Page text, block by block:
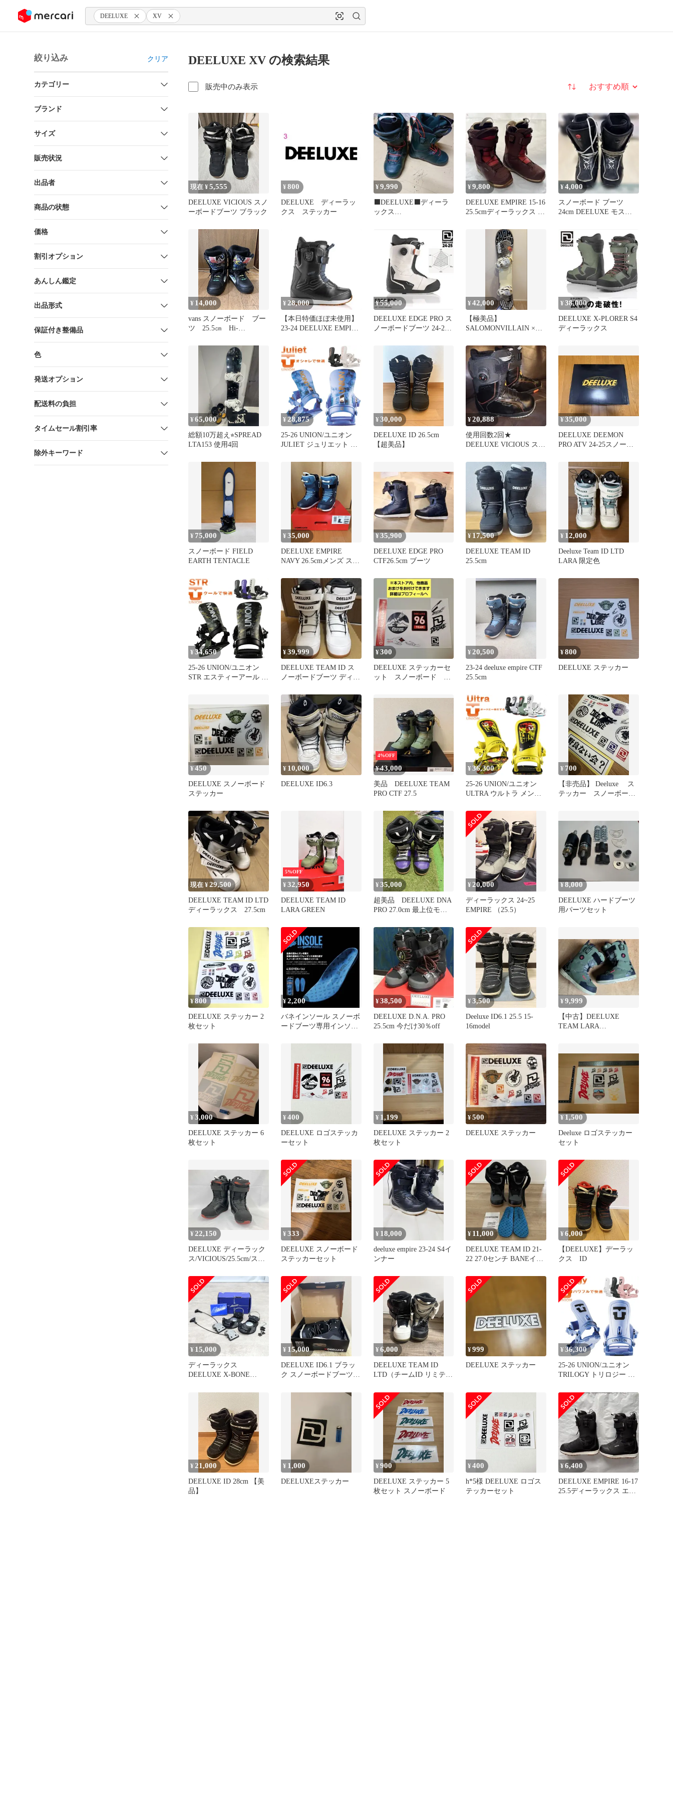
ツにスキップ DEELUXE XV
絞り込み クリア
カテゴリー
ブランド
サイズ
販売状況
出品者
商品の状態
価格
割引オプション
あんしん鑑定
出品形式
保証付き整備品
色
発送オプション
配送料の負担
タイムセール割引率
除外キーワード
DEELUXE XV の検索結果
販売中のみ表示 並び替え
現在 ¥5,555
DEELUXE VICIOUS スノ
ーボードブーツ ブラック
¥ 800
DEELUXE ディーラッ
クス ステッカー
¥9,990
⬛DEELUXE⬛ディーラ
ックス
¥9,800
DEELUXE EMPIRE 15-16
25.5cmディーラックス エ
¥4,000
スノーボード ブーツ
24cm DEELUXE モスグ
¥ 14,000
vans スノーボード ブー
ツ 25.5㎝ Hi-
¥ 28,000
【本日特価ほぼ未使用】
23-24 DEELUXE EMPIRE
¥55,000
DEELUXE EDGE PRO ス
ノーボードブーツ 24-25
¥42,000
【極美品】
SALOMONVILLAIN ×
ット
¥ 38,000
DEELUXE X-PLORER S4
ディーラックス
¥65,000
総額10万超え⭐︎SPREAD
LTA153 使用4回
¥28,875
25-26 UNION/ユニオン
JULIET ジュリエット レ
バインディング スノーボ
ード 2026
¥30,000
DEELUXE ID 26.5cm
【超美品】
¥20,888
使用回数2回★
DEELUXE VICIOUS スノ
¥35,000
DEELUXE DEEMON
PRO ATV 24-25スノーボ
¥ 75,000
スノーボード FIELD
EARTH TENTACLE
¥35,000
DEELUXE EMPIRE
NAVY 26.5cmメンズ スノ
¥35,900
DEELUXE EDGE PRO
CTF26.5cm ブーツ
¥ 17,500
DEELUXE TEAM ID
25.5cm
¥ 12,000
Deeluxe Team ID LTD
LARA 限定色
¥ 34,650
25-26 UNION/ユニオン
STR エスティーアール メ
スノーボード 2026
¥39,999
DEELUXE TEAM ID ス
ノーボードブーツ ディー
¥300
DEELUXE ステッカーセ
ット スノーボード デ
¥ 20,500
23-24 deeluxe empire CTF
25.5cm
¥800
DEELUXE ステッカー
¥450
DEELUXE スノーボード
ステッカー
¥ 10,000
DEELUXE ID6.3
4%OFF
¥43,000
美品 DEELUXE TEAM
PRO CTF 27.5
¥ 36,300
25-26 UNION/ユニオン
ULTRA ウルトラ メンズ
バインディング スノーボ
ード 2026
¥ 700
【非売品】 Deeluxe ス
テッカー スノーボー
現在 ¥29,500
DEELUXE TEAM ID LTD
ディーラックス 27.5cm
5%OFF
¥32,950
DEELUXE TEAM ID
LARA GREEN
¥35,000
超美品 DEELUXE DNA
PRO 27.0cm 最上位モデ
¥ 20,000
ディーラックス 24~25
EMPIRE （25.5）
¥8,000
DEELUXE ハードブーツ
用パーツセット
¥800
DEELUXE ステッカー 2
枚セット
¥2,200
バネインソール スノーボ
ードブーツ専用インソー
¥38,500
DEELUXE D.N.A. PRO
25.5cm 今だけ30％off
¥3,500
Deeluxe ID6.1 25.5 15-
16model
¥9,999
【中古】DEELUXE
TEAM LARA
¥3,000
DEELUXE ステッカー 6
枚セット
¥400
DEELUXE ロゴステッカ
ーセット
¥ 1,199
DEELUXE ステッカー 2
枚セット
¥500
DEELUXE ステッカー
¥ 1,500
Deeluxe ロゴステッカー
セット
¥ 22,150
DEELUXE ディーラック
ス/VICIOUS/25.5cm/スノ
¥333
DEELUXE スノーボード
ステッカーセット
¥ 18,000
deeluxe empire 23-24 S4イ
ンナー
¥ 11,000
DEELUXE TEAM ID 21-
22 27.0センチ BANEイン
¥6,000
【DEELUXE】デーラッ
クス ID
¥ 15,000
ディーラックス
DEELUXE X-BONE
ステッ
¥ 15,000
DEELUXE ID6.1 ブラッ
ク スノーボードブーツ
¥6,000
DEELUXE TEAM ID
LTD（チームID リミテッ
¥999
DEELUXE ステッカー
¥ 36,300
25-26 UNION/ユニオン
TRILOGY トリロジー レ
バインディング スノーボ
ード 2026
¥21,000
DEELUXE ID 28cm 【美
品】
¥ 1,000
DEELUXEステッカー
¥900
DEELUXE ステッカー 5
枚セット スノーボード
¥400
h*5様 DEELUXE ロゴス
テッカーセット
¥6,400
DEELUXE EMPIRE 16-17
25.5ディーラックス エン